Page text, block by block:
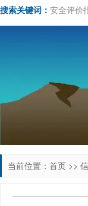
搜索关键词： 安全评价
当前位置： 首页 >>